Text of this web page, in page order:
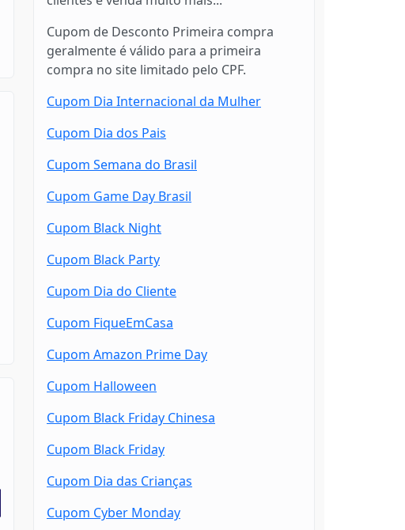
Cupom de Desconto Primeira compra
geralmente é válido para a primeira
compra no site limitado pelo CPF.
Cupom Dia Internacional da Mulher
Cupom Dia dos Pais
Cupom Semana do Brasil
Cupom Game Day Brasil
Cupom Black Night
Cupom Black Party
Cupom Dia do Cliente
Cupom FiqueEmCasa
Cupom Amazon Prime Day
Cupom Halloween
Cupom Black Friday Chinesa
Cupom Black Friday
Cupom Dia das Crianças
Cupom Cyber Monday